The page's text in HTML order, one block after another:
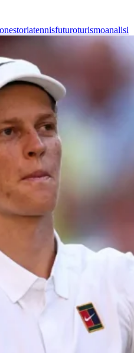
storiatennisfuturoturismoanalisi